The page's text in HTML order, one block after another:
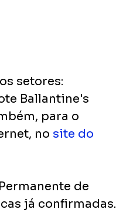
setores:
Ballantine's
para o
no site do
de
já confirmadas.